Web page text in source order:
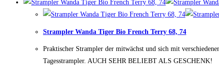
Strampler Wanda Tiger Bio French Terry 68, 74
Praktischer Strampler der mitwächst und sich mit
Tagesstrampler. AUCH SEHR BELIEBT ALS GESCHENK!